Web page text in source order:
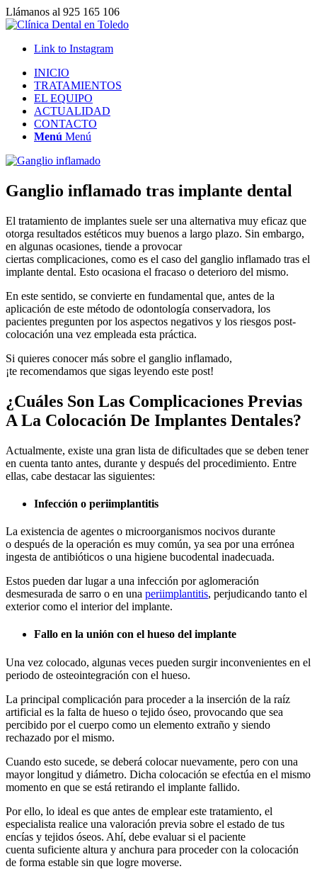
Llámanos al 925 165 106
Link to Instagram
INICIO
TRATAMIENTOS
EL EQUIPO
ACTUALIDAD
CONTACTO
Menú Menú
Ganglio inflamado tras implante dental
El tratamiento de implantes suele ser una alternativa muy eficaz que
otorga resultados estéticos muy buenos a largo plazo. Sin embargo,
en algunas ocasiones, tiende a provocar
ciertas complicaciones, como es el caso del ganglio inflamado tras el
implante dental. Esto ocasiona el fracaso o deterioro del mismo.
En este sentido, se convierte en fundamental que, antes de la
aplicación de este método de odontología conservadora, los
pacientes pregunten por los aspectos negativos y los riesgos post-
colocación una vez empleada esta práctica.
Si quieres conocer más sobre el ganglio inflamado,
¡te recomendamos que sigas leyendo este post!
¿Cuáles Son Las Complicaciones Previas
A La Colocación De Implantes Dentales?
Actualmente, existe una gran lista de dificultades que se deben tener
en cuenta tanto antes, durante y después del procedimiento. Entre
ellas, cabe destacar las siguientes:
Infección o periimplantitis
La existencia de agentes o microorganismos nocivos durante
o después de la operación es muy común, ya sea por una errónea
ingesta de antibióticos o una higiene bucodental inadecuada.
Estos pueden dar lugar a una infección por aglomeración
desmesurada de sarro o en una periimplantitis, perjudicando tanto el
exterior como el interior del implante.
Fallo en la unión con el hueso del implante
Una vez colocado, algunas veces pueden surgir inconvenientes en el
periodo de osteointegración con el hueso.
La principal complicación para proceder a la inserción de la raíz
artificial es la falta de hueso o tejido óseo, provocando que sea
percibido por el cuerpo como un elemento extraño y siendo
rechazado por el mismo.
Cuando esto sucede, se deberá colocar nuevamente, pero con una
mayor longitud y diámetro. Dicha colocación se efectúa en el mismo
momento en que se está retirando el implante fallido.
Por ello, lo ideal es que antes de emplear este tratamiento, el
especialista realice una valoración previa sobre el estado de tus
encías y tejidos óseos. Ahí, debe evaluarsi el paciente
cuenta suficiente altura y anchura para proceder con la colocación
de forma estable sin que logre moverse.